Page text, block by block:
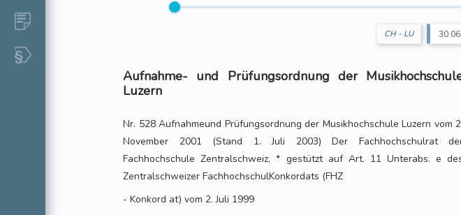
CH - LU
Aufnahme- und Prüfungsordnung der
Luzern
Nr. 528 Aufnahmeund Prüfungsordnung der Musikhochschule Luzern vom
November 2001 (Stand 1. Juli 2003) Der Fachhochschulrat
Fachhochschule Zentralschweiz, * gestützt auf Art. 11 Unterabs. e
Zentralschweizer FachhochschulKonkordats (FHZ
- Konkord at) vom 2. Juli 1999